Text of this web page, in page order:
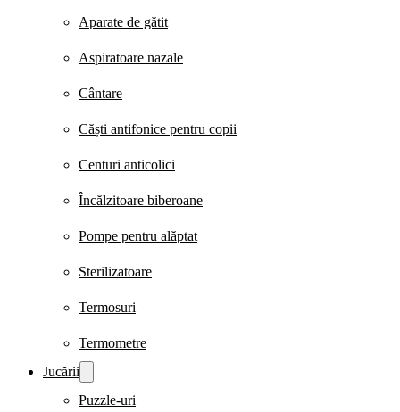
Aparate de gătit
Aspiratoare nazale
Cântare
Căști antifonice pentru copii
Centuri anticolici
Încălzitoare biberoane
Pompe pentru alăptat
Sterilizatoare
Termosuri
Termometre
Jucării
Puzzle-uri